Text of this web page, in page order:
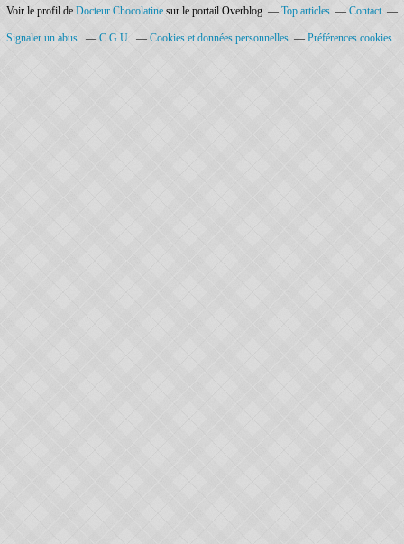
Voir le profil de Docteur Chocolatine sur le portail Overblog Top articles Contact
Signaler un abus C.G.U. Cookies et données personnelles Préférences cookies